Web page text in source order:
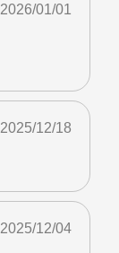
2026/01/01
2025/12/18
2025/12/04